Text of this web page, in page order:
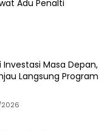
Adu Penalti
Investasi Masa Depan,
Langsung Program